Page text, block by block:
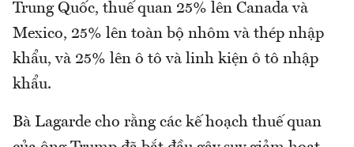
Trung Quốc, thuế quan 25% lên Canada và
Mexico, 25% lên toàn bộ nhôm và thép nhập
khẩu, và 25% lên ô tô và linh kiện ô tô nhập
khẩu.
Bà Lagarde cho rằng các kế hoạch thuế quan